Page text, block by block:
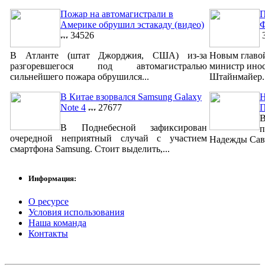
Пожар на автомагистрали в
Америке обрушил эстакаду (видео)
34526
В Атланте (штат Джорджия, США) из-за
разгоревшегося под автомагистралью
сильнейшего пожара обрушился...
В Китае взорвался Samsung Galaxy
Note 4
27677
В Поднебесной зафиксирован
очередной неприятный случай с участием
смартфона Samsung. Стоит выделить,...
Новым
министр
Надежды
Информация:
О ресурсе
Условия использования
Наша команда
Контакты